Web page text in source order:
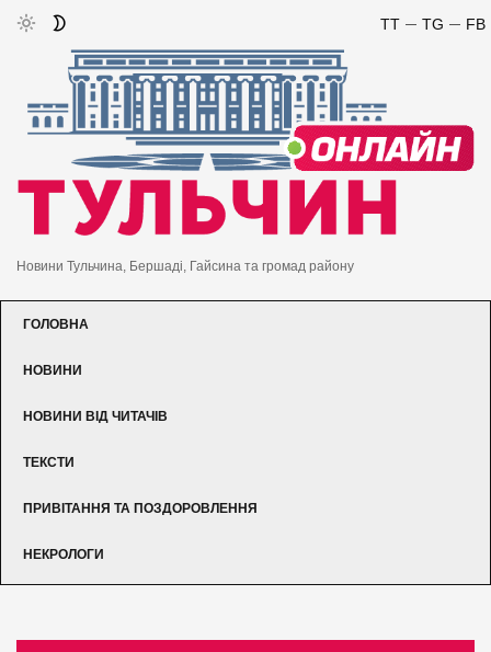
FB
TG
TT
Новини Тульчина, Бершаді, Гайсина та громад району
ГОЛОВНА
НОВИНИ
НОВИНИ ВІД ЧИТАЧІВ
ТЕКСТИ
ПРИВІТАННЯ ТА ПОЗДОРОВЛЕННЯ
НЕКРОЛОГИ